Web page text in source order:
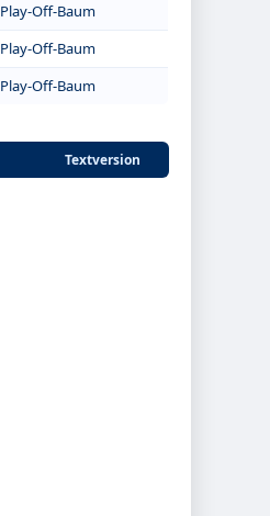
Play-Off-Baum
Play-Off-Baum
Play-Off-Baum
Textversion